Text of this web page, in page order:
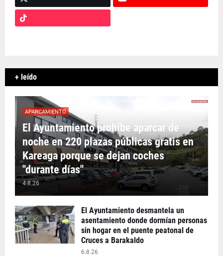
+ leído
APARCAMIENTO
El Ayuntamiento prohíbe aparcar de
noche en 220 plazas públicas gratis en
Kareaga porque se dejan coches
"durante días"
4.8.26
El Ayuntamiento desmantela un
asentamiento donde dormían personas
sin hogar en el puente peatonal de
Cruces a Barakaldo
6.8.26